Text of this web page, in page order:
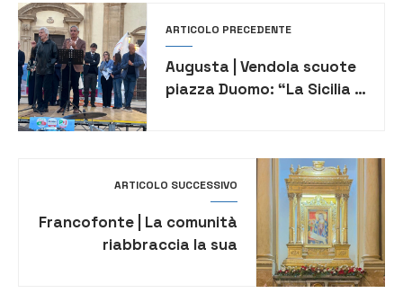
ARTICOLO PRECEDENTE
Augusta | Vendola scuote
piazza Duomo: “La Sicilia è
ARTICOLO SUCCESSIVO
Francofonte | La comunità
riabbraccia la sua